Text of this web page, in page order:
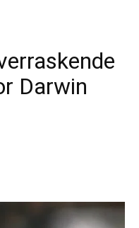
Darwin